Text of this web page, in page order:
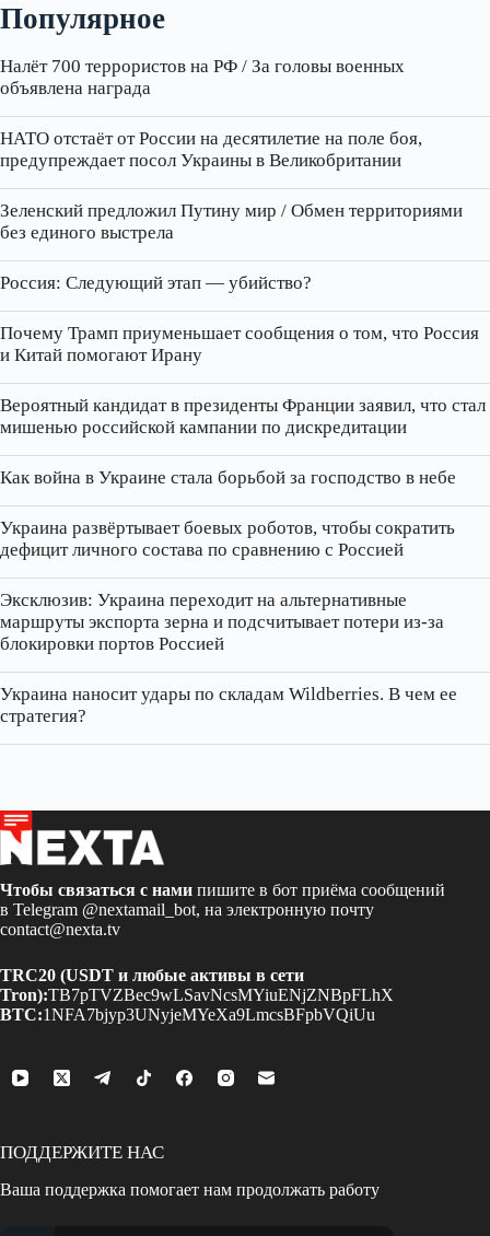
Популярное
Налёт 700 террористов на РФ / За головы военных
объявлена награда
НАТО отстаёт от России на десятилетие на поле боя,
предупреждает посол Украины в Великобритании
Зеленский предложил Путину мир / Обмен территориями
без единого выстрела
Россия: Следующий этап — убийство?
Почему Трамп приуменьшает сообщения о том, что Россия
и Китай помогают Ирану
Вероятный кандидат в президенты Франции заявил, что стал
мишенью российской кампании по дискредитации
Как война в Украине стала борьбой за господство в небе
Украина развёртывает боевых роботов, чтобы сократить
дефицит личного состава по сравнению с Россией
Эксклюзив: Украина переходит на альтернативные
маршруты экспорта зерна и подсчитывает потери из‑за
блокировки портов Россией
Украина наносит удары по складам Wildberries. В чем ее
стратегия?
Чтобы связаться с нами пишите в бот приёма сообщений
в Telegram @nextamail_bot, на электронную почту
contact@nexta.tv
TRC20 (USDT и любые активы в сети
Tron):TB7pTVZBec9wLSavNcsMYiuENjZNBpFLhX
BTC:1NFA7bjyp3UNyjeMYeXa9LmcsBFpbVQiUu
ПОДДЕРЖИТЕ НАС
Ваша поддержка помогает нам продолжать работу